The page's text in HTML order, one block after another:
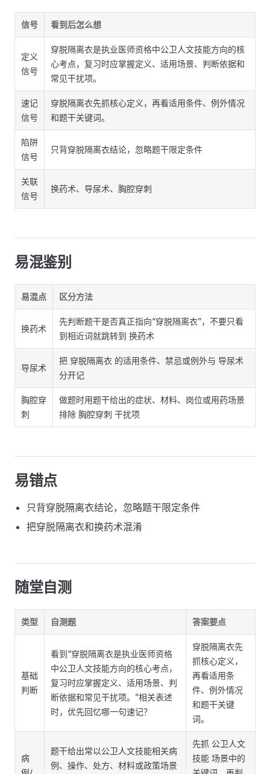
信号 看到后怎么想
定义
信号
穿脱隔离衣是执业医师资格中公卫人文技能方向的核
心考点，复习时应掌握定义、适用场景、判断依据和
常见干扰项。
速记
信号
穿脱隔离衣先抓核心定义，再看适用条件、例外情况
和题干关键词。
陷阱
信号
只背穿脱隔离衣结论，忽略题干限定条件
关联
信号
换药术、导尿术、胸腔穿刺
易混鉴别
易混点 区分方法
换药术
先判断题干是否真正指向“穿脱隔离衣”，不要只看
到相近词就跳转到 换药术
导尿术
把 穿脱隔离衣 的适用条件、禁忌或例外与 导尿术
分开记
胸腔穿
刺
做题时用题干给出的症状、材料、岗位或用药场景
排除 胸腔穿刺 干扰项
易错点
只背穿脱隔离衣结论，忽略题干限定条件
把穿脱隔离衣和换药术混淆
随堂自测
类型 自测题 答案要点
基础
判断
看到“穿脱隔离衣是执业医师资格
中公卫人文技能方向的核心考点，
复习时应掌握定义、适用场景、判
断依据和常见干扰项。”相关表述
时，优先回忆哪一句速记？
穿脱隔离衣先
抓核心定义，
再看适用条
件、例外情况
和题干关键
词。
病
题干给出常以公卫人文技能相关病
例、操作、处方、材料或政策场景
先抓 公卫人文
技能 场景中的